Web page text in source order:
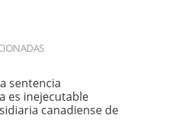
sentencia
es inejecutable
canadiense de